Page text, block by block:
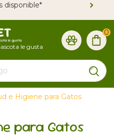
disponible*
0
e Higiene para Gatos
para Gatos